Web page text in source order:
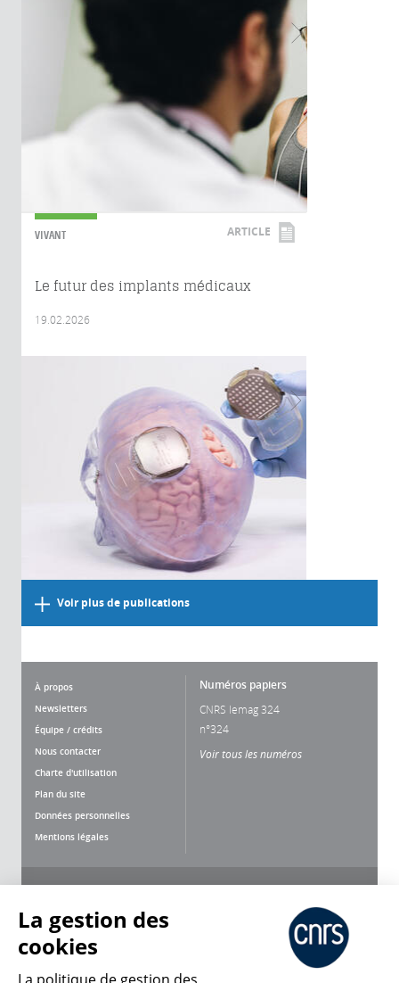
VIVANT ARTICLE
Le futur des implants médicaux
19.02.2026
Voir plus de publications
À propos
Newsletters
Équipe / crédits
Nous contacter
Charte d'utilisation
Plan du site
Données personnelles
Mentions légales
Numéros papiers
CNRS lemag 324
n°324
Voir tous les numéros
La gestion des
cookies